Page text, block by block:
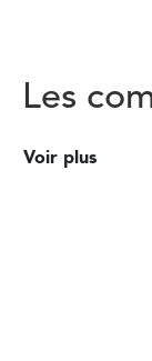
Les
Voir plus